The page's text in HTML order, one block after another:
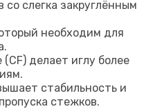
слегка закруглённым
необходим для
делает иглу более
стабильность и
стежков.